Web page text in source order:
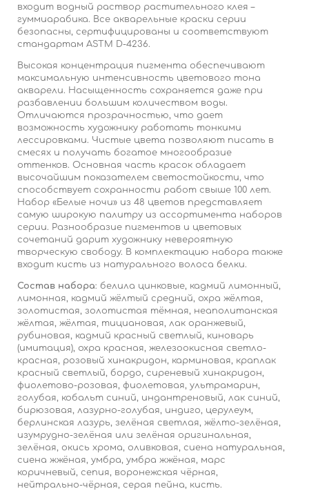
входит водный раствор растительного клея –
гуммиарабика. Все акварельные краски серии
безопасны, сертифицированы и соответствуют
стандартам ASTM D-4236.
Высокая концентрация пигмента обеспечивают
максимальную интенсивность цветового тона
акварели. Насыщенность сохраняется даже при
разбавлении большим количеством воды.
Отличаются прозрачностью, что дает
возможность художнику работать тонкими
лессировками. Чистые цвета позволяют писать в
смесях и получать богатое многообразие
оттенков. Основная часть красок обладает
высочайшим показателем светостойкости, что
способствует сохранности работ свыше 100 лет.
Набор «Белые ночи» из 48 цветов представляет
самую широкую палитру из ассортимента наборов
серии. Разнообразие пигментов и цветовых
сочетаний дарит художнику невероятную
творческую свободу. В комплектацию набора также
входит кисть из натурального волоса белки.
Состав набора: белила цинковые, кадмий лимонный,
лимонная, кадмий жёлтый средний, охра жёлтая,
золотистая, золотистая тёмная, неаполитанская
жёлтая, жёлтая, тициановая, лак оранжевый,
рубиновая, кадмий красный светлый, киноварь
(имитация), охра красная, железоокисная светло-
красная, розовый хинакридон, карминовая, краплак
красный светлый, бордо, сиреневый хинакридон,
фиолетово-розовая, фиолетовая, ультрамарин,
голубая, кобальт синий, индантреновый, лак синий,
бирюзовая, лазурно-голубая, индиго, церулеум,
берлинская лазурь, зелёная светлая, жёлто-зелёная,
изумрудно-зелёная или зелёная оригинальная,
зелёная, окись хрома, оливковая, сиена натуральная,
сиена жжёная, умбра, умбра жжёная, марс
коричневый, сепия, воронежская чёрная,
нейтрально-чёрная, серая пейна, кисть.